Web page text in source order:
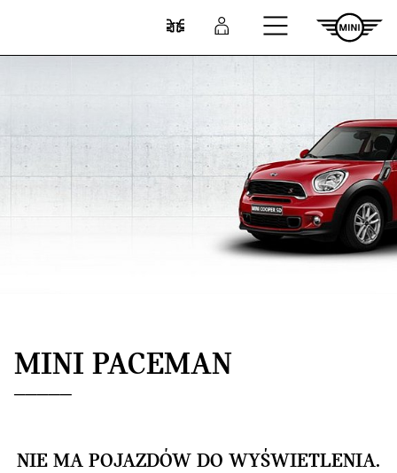
Przejdź do głównej treści
Porównaj Zaloguj się
MINI PACEMAN
NIE MA POJAZDÓW DO WYŚWIETLENIA.